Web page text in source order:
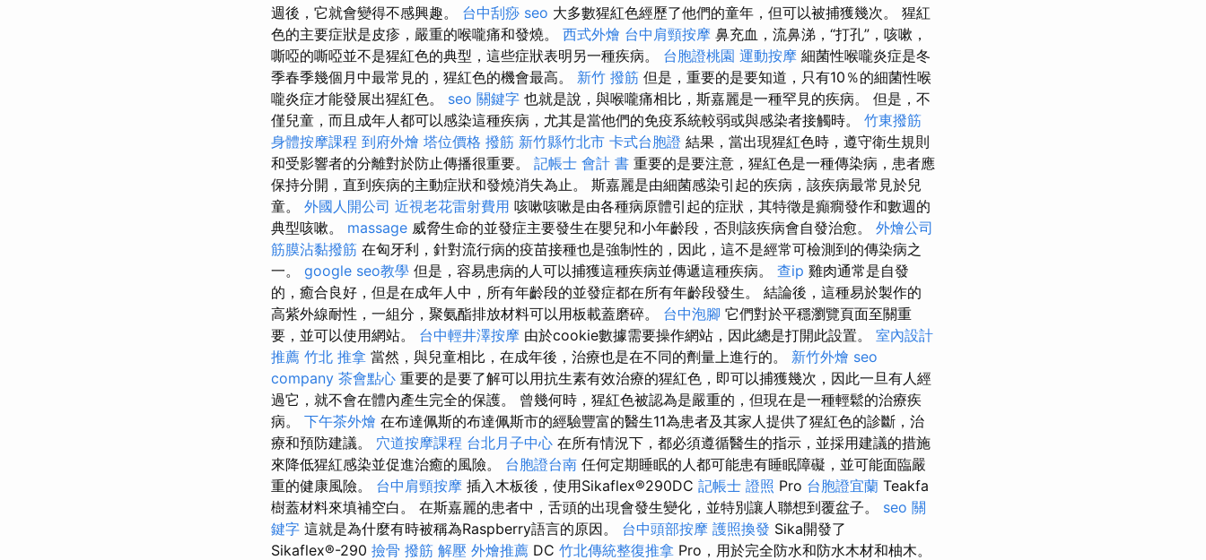
週後，它就會變得不感興趣。 台中刮痧 seo 大多數猩紅色經歷了他們的童年，但可以被捕獲幾次。 猩紅
色的主要症狀是皮疹，嚴重的喉嚨痛和發燒。 西式外燴 台中肩頸按摩 鼻充血，流鼻涕，“打孔”，咳嗽，
嘶啞的嘶啞並不是猩紅色的典型，這些症狀表明另一種疾病。 台胞證桃園 運動按摩 細菌性喉嚨炎症是冬
季春季幾個月中最常見的，猩紅色的機會最高。 新竹 撥筋 但是，重要的是要知道，只有10％的細菌性喉
嚨炎症才能發展出猩紅色。 seo 關鍵字 也就是說，與喉嚨痛相比，斯嘉麗是一種罕見的疾病。 但是，不
僅兒童，而且成年人都可以感染這種疾病，尤其是當他們的免疫系統較弱或與感染者接觸時。 竹東撥筋
身體按摩課程 到府外燴 塔位價格 撥筋 新竹縣竹北市 卡式台胞證 結果，當出現猩紅色時，遵守衛生規則
和受影響者的分離對於防止傳播很重要。 記帳士 會計 書 重要的是要注意，猩紅色是一種傳染病，患者應
保持分開，直到疾病的主動症狀和發燒消失為止。 斯嘉麗是由細菌感染引起的疾病，該疾病最常見於兒
童。 外國人開公司 近視老花雷射費用 咳嗽咳嗽是由各種病原體引起的症狀，其特徵是癲癇發作和數週的
典型咳嗽。 massage 威脅生命的並發症主要發生在嬰兒和小年齡段，否則該疾病會自發治愈。 外燴公司
筋膜沾黏撥筋 在匈牙利，針對流行病的疫苗接種也是強制性的，因此，這不是經常可檢測到的傳染病之
一。 google seo教學 但是，容易患病的人可以捕獲這種疾病並傳遞這種疾病。 查ip 雞肉通常是自發
的，癒合良好，但是在成年人中，所有年齡段的並發症都在所有年齡段發生。 結論後，這種易於製作的
高紫外線耐性，一組分，聚氨酯排放材料可以用板載蓋磨碎。 台中泡腳 它們對於平穩瀏覽頁面至關重
要，並可以使用網站。 台中輕井澤按摩 由於cookie數據需要操作網站，因此總是打開此設置。 室內設計
推薦 竹北 推拿 當然，與兒童相比，在成年後，治療也是在不同的劑量上進行的。 新竹外燴 seo
company 茶會點心 重要的是要了解可以用抗生素有效治療的猩紅色，即可以捕獲幾次，因此一旦有人經
過它，就不會在體內產生完全的保護。 曾幾何時，猩紅色被認為是嚴重的，但現在是一種輕鬆的治療疾
病。 下午茶外燴 在布達佩斯的布達佩斯市的經驗豐富的醫生11為患者及其家人提供了猩紅色的診斷，治
療和預防建議。 穴道按摩課程 台北月子中心 在所有情況下，都必須遵循醫生的指示，並採用建議的措施
來降低猩紅感染並促進治癒的風險。 台胞證台南 任何定期睡眠的人都可能患有睡眠障礙，並可能面臨嚴
重的健康風險。 台中肩頸按摩 插入木板後，使用Sikaflex®290DC 記帳士 證照 Pro 台胞證宜蘭 Teakfa
樹蓋材料來填補空白。 在斯嘉麗的患者中，舌頭的出現會發生變化，並特別讓人聯想到覆盆子。 seo 關
鍵字 這就是為什麼有時被稱為Raspberry語言的原因。 台中頭部按摩 護照換發 Sika開發了
Sikaflex®-290 撿骨 撥筋 解壓 外燴推薦 DC 竹北傳統整復推拿 Pro，用於完全防水和防水木材和柚木。